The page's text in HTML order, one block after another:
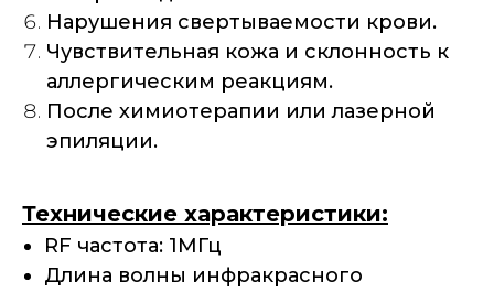
Нарушения свертываемости крови.
Чувствительная кожа и склонность к
аллергическим реакциям.
После химиотерапии или лазерной
эпиляции.
Технические характеристики:
RF частота: 1MГц
Длина волны инфракрасного